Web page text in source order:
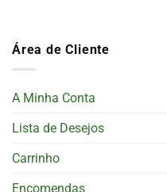
Área de Cliente
A Minha Conta
Lista de Desejos
Carrinho
Encomendas